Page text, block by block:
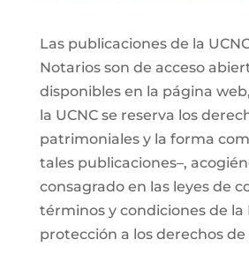
Las publicaciones de la
Notarios son de acceso
disponibles en la página
la UCNC se reserva los
patrimoniales y la forma
tales publicaciones–,
consagrado en las leyes de
términos y condiciones de la
protección a los derechos